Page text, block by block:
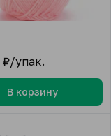
₽/упак.
В корзину